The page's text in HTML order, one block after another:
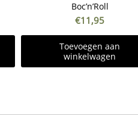
Boc’n’Roll
€11,95
Toevoegen aan
winkelwagen